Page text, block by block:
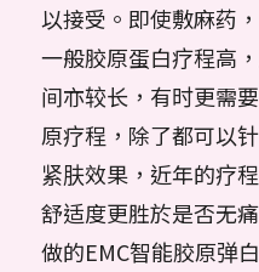
以接受。即使敷麻药
一般胶原蛋白疗程高
间亦较长，有时更需
原疗程，除了都可以
紧肤效果，近年的疗
舒适度更胜於是否无
做的EMC智能胶原弹